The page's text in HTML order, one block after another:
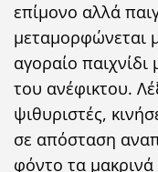
επίμονο αλλά
μεταμορφώνεται
αγοραίο
του ανέφικτου.
ψιθυριστές,
σε απόσταση
φόντο τα